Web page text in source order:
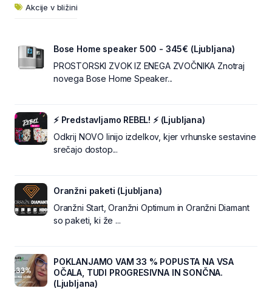
Akcije v bližini
Bose Home speaker 500 - 345€ (Ljubljana)
PROSTORSKI ZVOK IZ ENEGA ZVOČNIKA Znotraj
novega Bose Home Speaker...
⚡ Predstavljamo REBEL! ⚡ (Ljubljana)
Odkrij NOVO linijo izdelkov, kjer vrhunske sestavine
srečajo dostop...
Oranžni paketi (Ljubljana)
Oranžni Start, Oranžni Optimum in Oranžni Diamant
so paketi, ki že ...
POKLANJAMO VAM 33 % POPUSTA NA VSA
OČALA, TUDI PROGRESIVNA IN SONČNA.
(Ljubljana)